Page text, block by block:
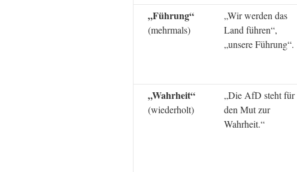
„Führung“
(mehrmals)
„Wir werden das
Land führen“,
„unsere Führung“.
„Wahrheit“
(wiederholt)
„Die AfD steht für
den Mut zur
Wahrheit.“